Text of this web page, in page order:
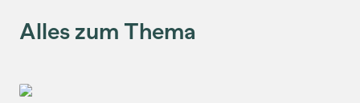
Alles zum Thema